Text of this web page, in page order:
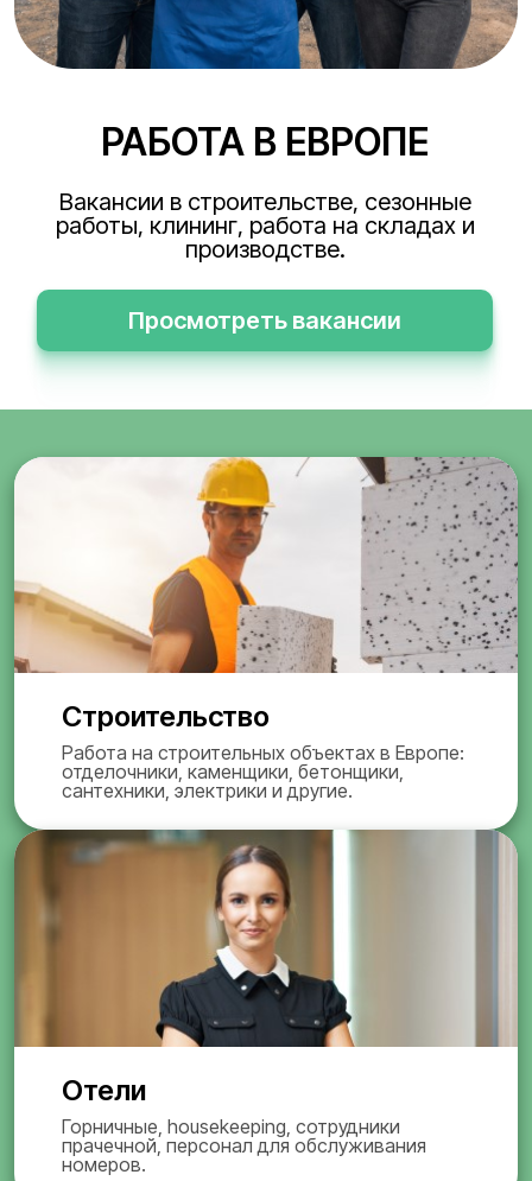
РАБОТА В ЕВРОПЕ
Вакансии в строительстве, сезонные
работы, клининг, работа на складах и
производстве.
Просмотреть вакансии
Строительство
Работа на строительных объектах в Европе:
отделочники, каменщики, бетонщики,
сантехники, электрики и другие.
Отели
Горничные, housekeeping, сотрудники
прачечной, персонал для обслуживания
номеров.